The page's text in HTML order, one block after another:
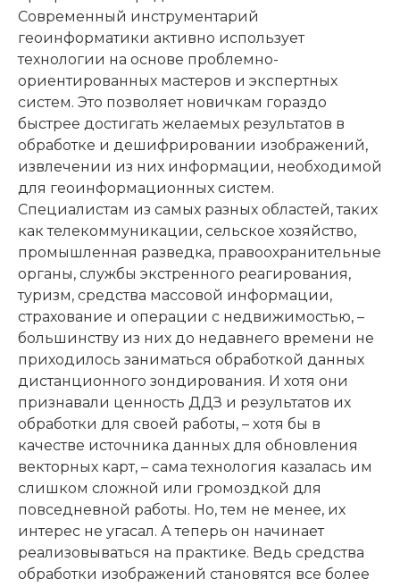
Современный инструментарий
геоинформатики активно использует
технологии на основе проблемно-
ориентированных мастеров и экспертных
систем. Это позволяет новичкам гораздо
быстрее достигать желаемых результатов в
обработке и дешифрировании изображений,
извлечении из них информации, необходимой
для геоинформационных систем.
Специалистам из самых разных областей, таких
как телекоммуникации, сельское хозяйство,
промышленная разведка, правоохранительные
органы, службы экстренного реагирования,
туризм, средства массовой информации,
страхование и операции с недвижимостью, –
большинству из них до недавнего времени не
приходилось заниматься обработкой данных
дистанционного зондирования. И хотя они
признавали ценность ДДЗ и результатов их
обработки для своей работы, – хотя бы в
качестве источника данных для обновления
векторных карт, – сама технология казалась им
слишком сложной или громоздкой для
повседневной работы. Но, тем не менее, их
интерес не угасал. А теперь он начинает
реализовываться на практике. Ведь средства
обработки изображений становятся все более